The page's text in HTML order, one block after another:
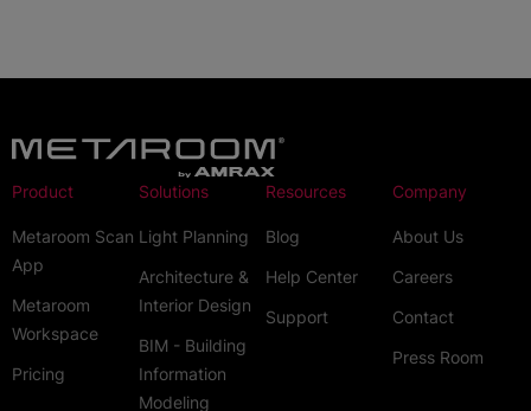
Product
Metaroom Scan
App
Metaroom
Workspace
Pricing
Solutions
Light Planning
Architecture &
Interior Design
BIM - Building
Information
Modeling
Resources
Blog
Help Center
Support
Company
About Us
Careers
Contact
Press Room